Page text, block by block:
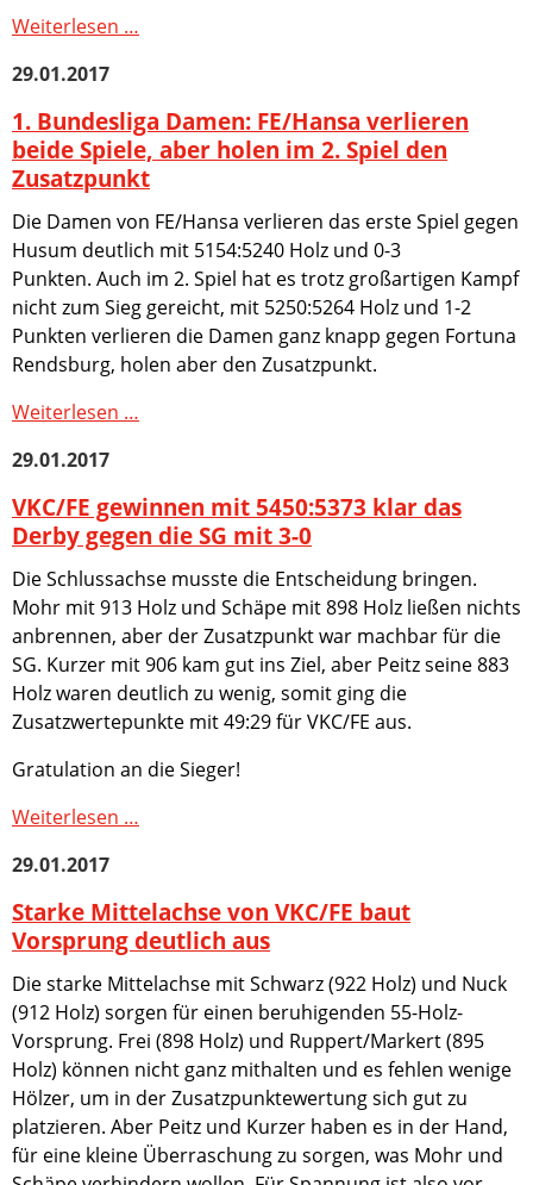
Saison
2017-
Ergebnisse
Saison
2016-
2017
Weiterlesen …
und
wichtiger
Sieg
im
Abstiegskampf
für
die
SG
Spandau
29.01.2017
1. Bundesliga Damen: FE/Hansa verlieren
beide Spiele, aber holen im 2. Spiel den
Zusatzpunkt
Die Damen von FE/Hansa verlieren das erste Spiel gegen
Husum deutlich mit 5154:5240 Holz und 0-3
Punkten. Auch im 2. Spiel hat es trotz großartigen Kampf
nicht zum Sieg gereicht, mit 5250:5264 Holz und 1-2
Punkten verlieren die Damen ganz knapp gegen Fortuna
Rendsburg, holen aber den Zusatzpunkt.
Weiterlesen …
FE/Hansa
verlieren
beide
Spiele,
aber
holen
im
2.
Spiel
Zusatzpunkt
29.01.2017
VKC/FE gewinnen mit 5450:5373 klar das
Derby gegen die SG mit 3-0
Die Schlussachse musste die Entscheidung bringen.
Mohr mit 913 Holz und Schäpe mit 898 Holz ließen nichts
anbrennen, aber der Zusatzpunkt war machbar für die
SG. Kurzer mit 906 kam gut ins Ziel, aber Peitz seine 883
Holz waren deutlich zu wenig, somit ging die
Zusatzwertepunkte mit 49:29 für VKC/FE aus.
Gratulation an die Sieger!
Weiterlesen …
5450:5373
klar
das
Derby
gegen
die
SG
mit
3-
0
29.01.2017
Starke Mittelachse von VKC/FE baut
Vorsprung deutlich aus
Die starke Mittelachse mit Schwarz (922 Holz) und Nuck
(912 Holz) sorgen für einen beruhigenden 55-Holz-
Vorsprung. Frei (898 Holz) und Ruppert/Markert (895
Holz) können nicht ganz mithalten und es fehlen wenige
Hölzer, um in der Zusatzpunktewertung sich gut zu
platzieren. Aber Peitz und Kurzer haben es in der Hand,
für eine kleine Überraschung zu sorgen, was Mohr und